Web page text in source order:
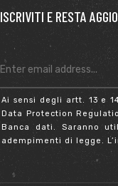
ISCRIVITI E RESTA
Ai sensi degli artt. 13 e
Data Protection
Banca dati. Saranno
adempimenti di legge.